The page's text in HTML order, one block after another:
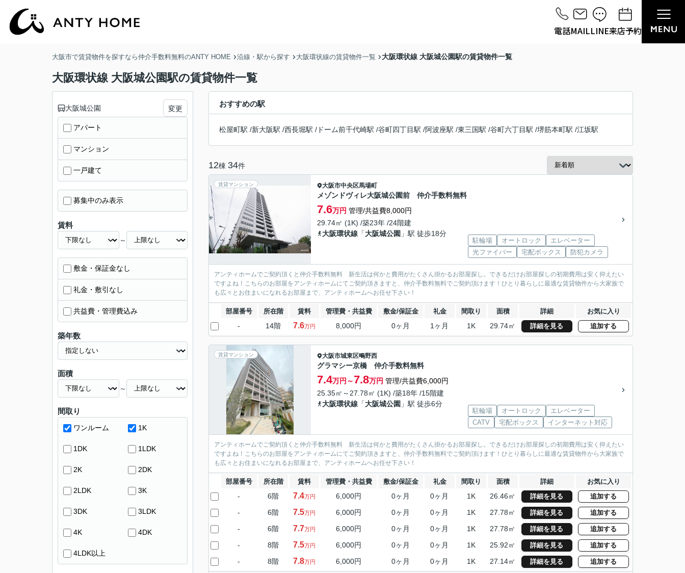
電話MAILLINE来店予約
大阪市で賃貸物件を探すなら仲介手数料無料のANTY HOME 沿線・駅から探す 大阪環状線の賃貸物件一覧 大阪環状線 大阪城公園駅の賃貸物件一覧
大阪環状線 大阪城公園駅の賃貸物件一覧
おすすめの駅
松屋町駅 /新大阪駅 /西長堀駅 / ドーム前千代崎駅 /谷町四丁目駅 /阿波座駅 /東三国駅 /谷町六丁目駅 /堺筋本町駅 /江坂駅
12棟 34件
賃貸マンション 大阪市中央区馬場町
メゾンドヴィレ大阪城公園前 仲介手数料無料
7.6万円 管理/共益費8,000円
29.74㎡ (1K) /築23年 /24階建
大阪環状線 「大阪城公園 」駅 徒歩18分
駐輪場 オートロック
エレベーター
光ファイバー
宅配ボックス 防犯カメラ
アンティホームでご契約頂くと仲介手数料無料 新生活は何かと費用がたくさん掛かるお部屋探し。できるだけお部屋探しの初期費用は安く抑えたい
ですよね！こちらのお部屋をアンティホームにてご契約頂きますと、仲介手数料無料でご契約頂けます！ひとり暮らしに最適な賃貸物件から大家族で
も広々とお住まいになれるお部屋まで、アンティホームへお任せ下さい！
部屋番号 所在階 賃料 管理費・共益費 敷金/保証金 礼金 間取り 面積 詳細 お気に入り
- 14階 7.6万円 8,000円 0ヶ月 1ヶ月 1K 29.74㎡ 詳細を見る 追加する
賃貸マンション 大阪市城東区鴫野西
グラマシー京橋 仲介手数料無料
7.4万円～7.8万円 管理/共益費6,000円
25.35㎡～27.78㎡ (1K) /築18年 /15階建
大阪環状線 「大阪城公園 」駅 徒歩6分
駐輪場 オートロック
エレベーター
CATV
宅配ボックス インターネット対応
アンティホームでご契約頂くと仲介手数料無料 新生活は何かと費用がたくさん掛かるお部屋探し。できるだけお部屋探しの初期費用は安く抑えたい
ですよね！こちらのお部屋をアンティホームにてご契約頂きますと、仲介手数料無料でご契約頂けます！ひとり暮らしに最適な賃貸物件から大家族で
も広々とお住まいになれるお部屋まで、アンティホームへお任せ下さい！
部屋番号 所在階 賃料 管理費・共益費 敷金/保証金 礼金 間取り 面積 詳細 お気に入り
- 6階 7.4万円 6,000円 0ヶ月 0ヶ月 1K 26.46㎡ 詳細を見る 追加する
- 6階 7.5万円 6,000円 0ヶ月 0ヶ月 1K 27.78㎡ 詳細を見る 追加する
- 6階 7.7万円 6,000円 0ヶ月 0ヶ月 1K 27.78㎡ 詳細を見る 追加する
- 8階 7.5万円 6,000円 0ヶ月 0ヶ月 1K 25.92㎡ 詳細を見る 追加する
- 8階 7.8万円 6,000円 0ヶ月 0ヶ月 1K 27.14㎡ 詳細を見る 追加する
大阪城公園 変更
アパート
マンション
一戸建て
募集中のみ表示
賃料
～
敷金・保証金なし
礼金・敷引なし
共益費・管理費込み
築年数
面積
～
間取り
ワンルーム 1K
1DK 1LDK
2K 2DK
2LDK 3K
3DK 3LDK
4K 4DK
4LDK以上